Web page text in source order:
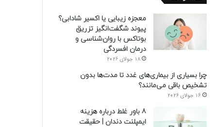
معجزه زیبایی یا اکسیر شادابی؟
پیوند شگفت‌انگیز تزریق
بوتاکس با روان‌شناسی و
درمان افسردگی
18 جولای 2026
چرا بسیاری از بیماری‌های غدد تا مدت‌ها بدون
تشخیص باقی می‌مانند؟
16 جولای 2026
8 باور غلط درباره هزینه
ایمپلنت دندان | حقیقت